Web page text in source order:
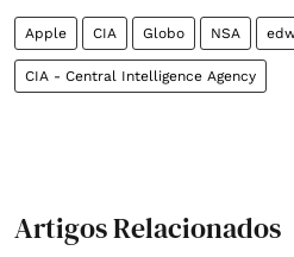
Apple CIA Globo NSA
CIA - Central Intelligence Agency
Artigos Relacionados